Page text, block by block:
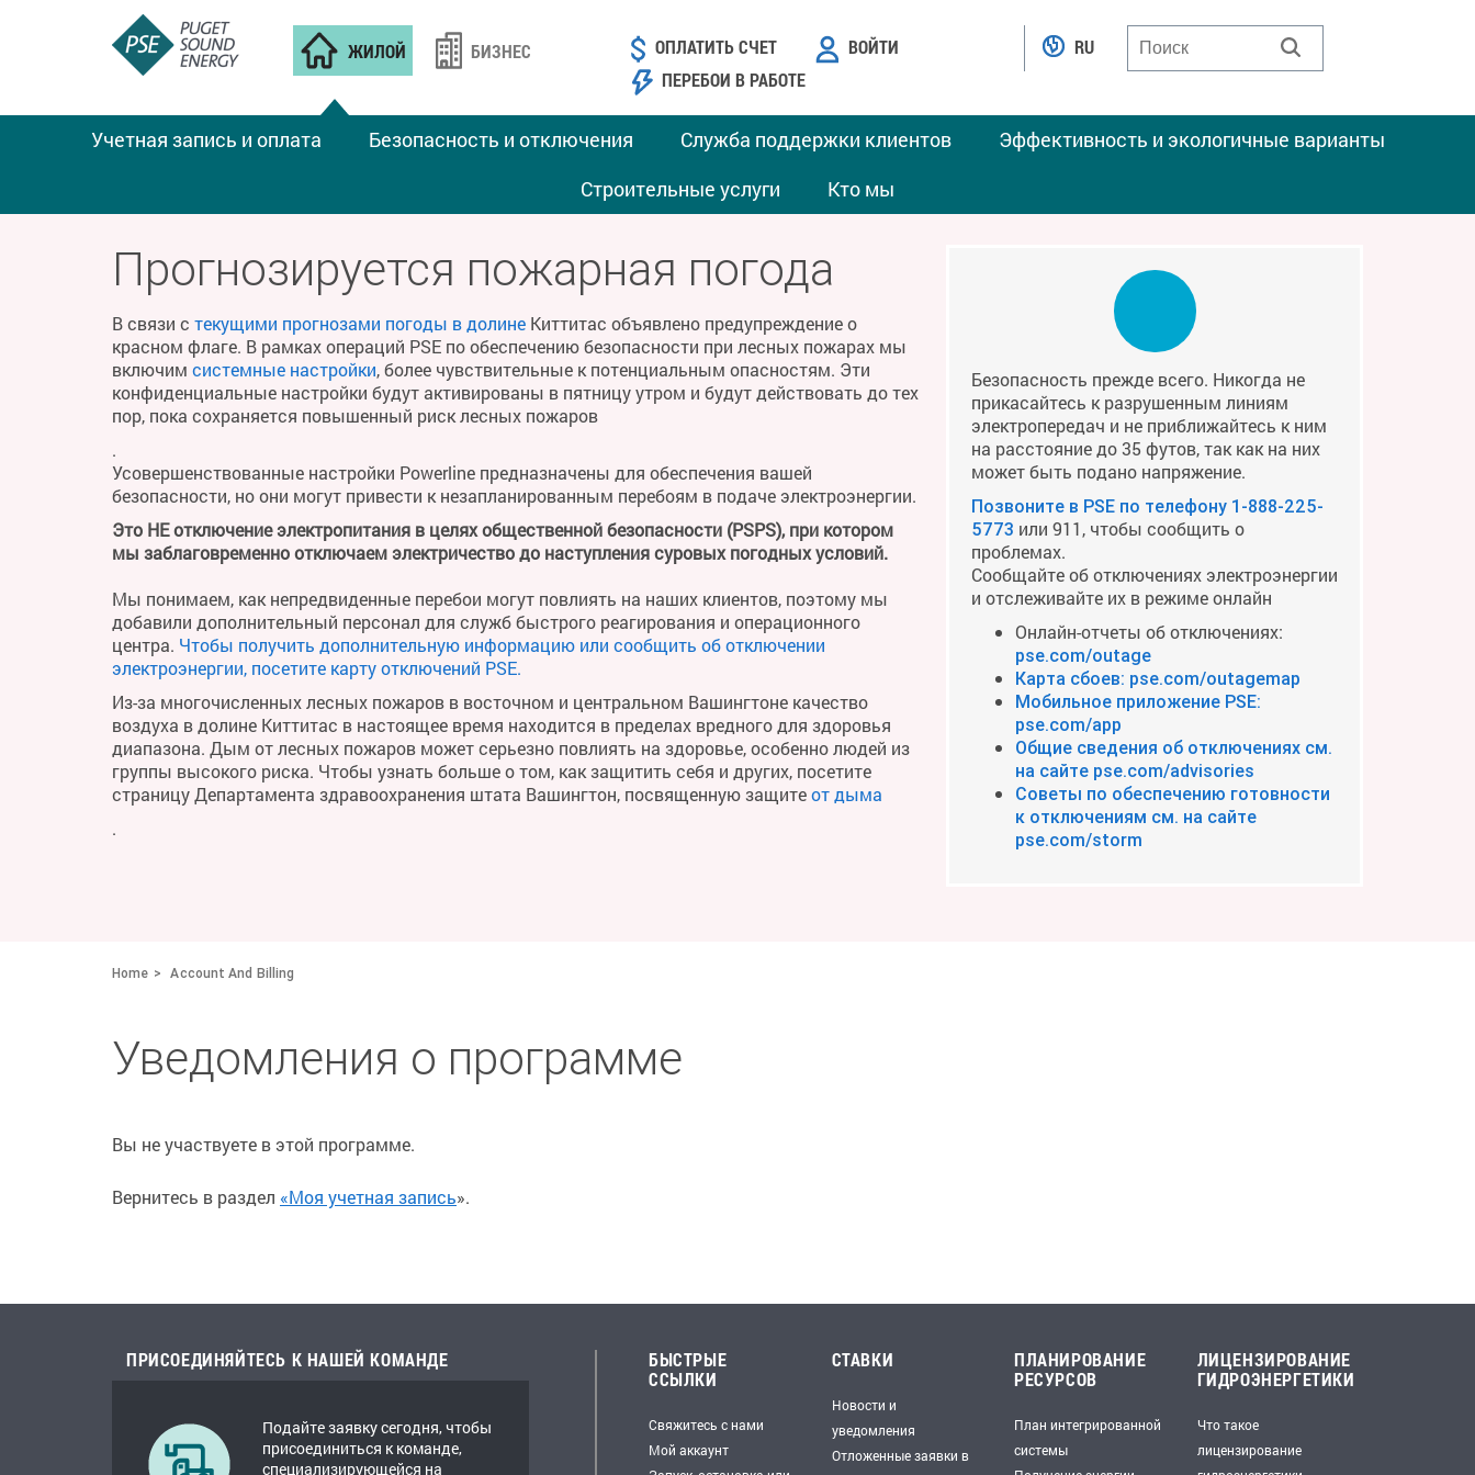
ЖИЛОЙ
Учетная запись и оплата Безопасность и отключения Служба поддержки клиентов
Эффективность и экологичные варианты
Строительные услуги
Кто мы
БИЗНЕС ОПЛАТИТЬ СЧЕТ
ВОЙТИ
ПЕРЕБОИ В РАБОТЕ
RU
Прогнозируется пожарная погода
В связи с текущими прогнозами погоды в долине Киттитас объявлено предупреждение о
красном флаге. В рамках операций PSE по обеспечению безопасности при лесных пожарах мы
включим системные настройки, более чувствительные к потенциальным опасностям. Эти
конфиденциальные настройки будут активированы в пятницу утром и будут действовать до тех
пор, пока сохраняется повышенный риск лесных пожаров
.
Усовершенствованные настройки Powerline предназначены для обеспечения вашей
безопасности, но они могут привести к незапланированным перебоям в подаче электроэнергии.
Это НЕ отключение электропитания в целях общественной безопасности (PSPS), при котором
мы заблаговременно отключаем электричество до наступления суровых погодных условий.
Мы понимаем, как непредвиденные перебои могут повлиять на наших клиентов, поэтому мы
добавили дополнительный персонал для служб быстрого реагирования и операционного
центра. Чтобы получить дополнительную информацию или сообщить об отключении
электроэнергии, посетите карту отключений PSE.
Из-за многочисленных лесных пожаров в восточном и центральном Вашингтоне качество
воздуха в долине Киттитас в настоящее время находится в пределах вредного для здоровья
диапазона. Дым от лесных пожаров может серьезно повлиять на здоровье, особенно людей из
группы высокого риска. Чтобы узнать больше о том, как защитить себя и других, посетите
страницу Департамента здравоохранения штата Вашингтон, посвященную защитеот дыма
.
Безопасность прежде всего. Никогда не
прикасайтесь к разрушенным линиям
электропередач и не приближайтесь к ним
на расстояние до 35 футов, так как на них
может быть подано напряжение.
Позвоните в PSE по телефону 1-888-225-
5773 или 911, чтобы сообщить о
проблемах.
Сообщайте об отключениях электроэнергии
и отслеживайте их в режиме онлайн
Онлайн-отчеты об отключениях:
pse.com/outage
Карта сбоев: pse.com/outagemap
Мобильное приложение PSE:
pse.com/app
Общие сведения об отключениях см.
на сайте pse.com/advisories
Советы по обеспечению готовности
к отключениям см. на сайте
pse.com/storm
Home Account And Billing
Уведомления о программе
Вы не участвуете в этой программе.
Вернитесь в раздел «Моя учетная запись».
ПРИСОЕДИНЯЙТЕСЬ К НАШЕЙ КОМАНДЕ
Подайте заявку сегодня, чтобы
присоединиться к команде,
специализирующейся на
БЫСТРЫЕ
ССЫЛКИ
Свяжитесь с нами
Мой аккаунт
СТАВКИ
Новости и
уведомления
Отложенные заявки в
ПЛАНИРОВАНИЕ
РЕСУРСОВ
План интегрированной
системы
ЛИЦЕНЗИРОВАНИЕ
ГИДРОЭНЕРГЕТИКИ
Что такое
лицензирование